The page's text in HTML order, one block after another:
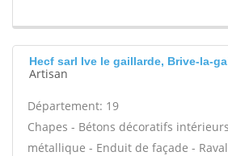
Hecf sarl Ive le gaillarde, Brive-la-
Artisan
Département: 19
Chapes - Bétons décoratifs
métallique - Enduit de façade -